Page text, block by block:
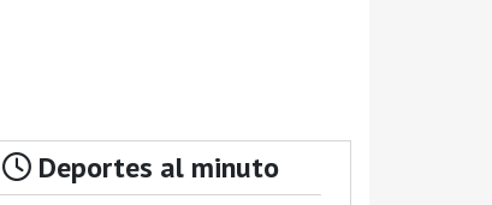
Deportes al minuto